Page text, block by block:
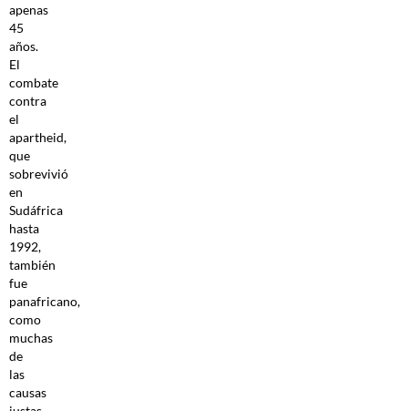
apenas
45
años.
El
combate
contra
el
apartheid,
que
sobrevivió
en
Sudáfrica
hasta
1992,
también
fue
panafricano,
como
muchas
de
las
causas